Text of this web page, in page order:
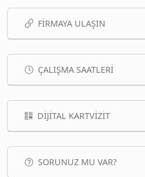
FIRMAYA ULAŞIN
ÇALIŞMA SAATLERI
DIJITAL KARTVIZIT
SORUNUZ MU VAR?